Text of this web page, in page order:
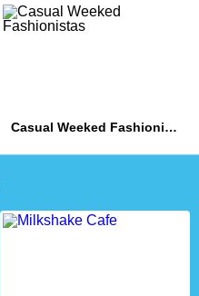
Casual Weeked Fashionistas